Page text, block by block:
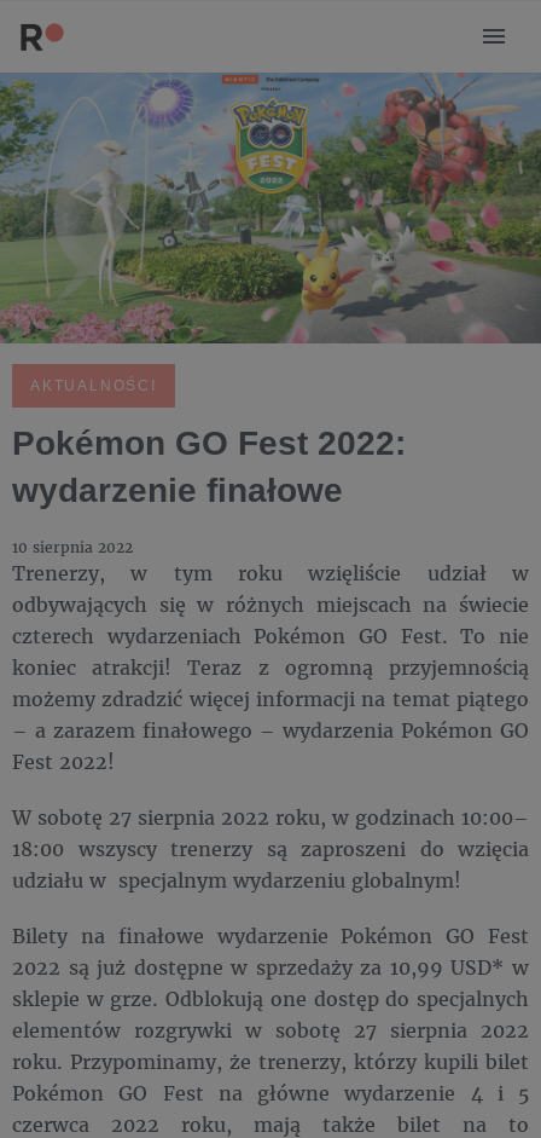
AKTUALNOŚCI
Pokémon GO Fest 2022:
wydarzenie finałowe
10 sierpnia 2022
Trenerzy, w tym roku wzięliście udział w
odbywających się w różnych miejscach na świecie
czterech wydarzeniach Pokémon GO Fest. To nie
koniec atrakcji! Teraz z ogromną przyjemnością
możemy zdradzić więcej informacji na temat piątego
– a zarazem finałowego – wydarzenia Pokémon GO
Fest 2022!
W sobotę 27 sierpnia 2022 roku, w godzinach 10:00–
18:00 wszyscy trenerzy są zaproszeni do wzięcia
udziału w specjalnym wydarzeniu globalnym!
Bilety na finałowe wydarzenie Pokémon GO Fest
2022 są już dostępne w sprzedaży za 10,99 USD* w
sklepie w grze. Odblokują one dostęp do specjalnych
elementów rozgrywki w sobotę 27 sierpnia 2022
roku. Przypominamy, że trenerzy, którzy kupili bilet
Pokémon GO Fest na główne wydarzenie 4 i 5
czerwca 2022 roku, mają także bilet na to